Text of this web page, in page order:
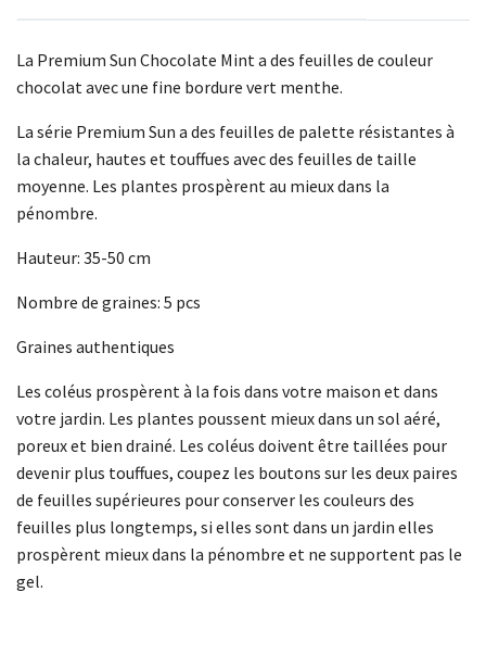
La Premium Sun Chocolate Mint a des feuilles de couleur
chocolat avec une fine bordure vert menthe.
La série Premium Sun a des feuilles de palette résistantes à
la chaleur, hautes et touffues avec des feuilles de taille
moyenne. Les plantes prospèrent au mieux dans la
pénombre.
Hauteur: 35-50 cm
Nombre de graines: 5 pcs
Graines authentiques
Les coléus prospèrent à la fois dans votre maison et dans
votre jardin. Les plantes poussent mieux dans un sol aéré,
poreux et bien drainé. Les coléus doivent être taillées pour
devenir plus touffues, coupez les boutons sur les deux paires
de feuilles supérieures pour conserver les couleurs des
feuilles plus longtemps, si elles sont dans un jardin elles
prospèrent mieux dans la pénombre et ne supportent pas le
gel.